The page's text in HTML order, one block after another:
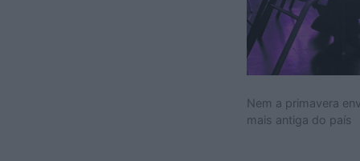
Nem a primavera
mais antiga do país